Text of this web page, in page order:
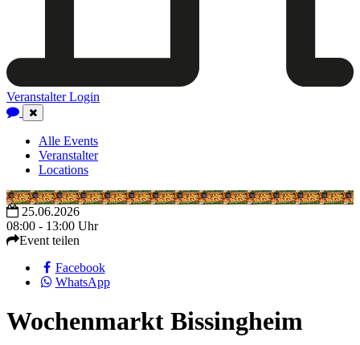
Veranstalter Login
Close
Navigation
Alle Events
Veranstalter
Locations
25.06.2026
08:00 - 13:00 Uhr
Event teilen
Facebook
WhatsApp
Wochenmarkt Bissingheim